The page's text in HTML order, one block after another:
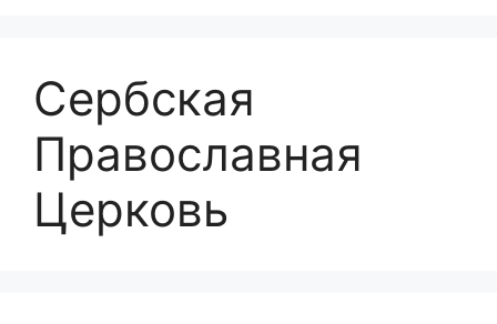
Сербская
Православная
Церковь